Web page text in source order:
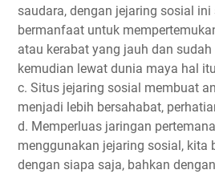
saudara, dengan jejaring sosial
bermanfaat untuk
atau kerabat yang jauh dan
kemudian lewat dunia maya hal
c. Situs jejaring sosial membuat
menjadi lebih bersahabat,
d. Memperluas jaringan
menggunakan jejaring sosial, kita
dengan siapa saja, bahkan